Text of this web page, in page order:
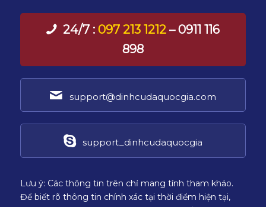
24/7 : 097 213 1212– 0911 116
898
support@dinhcudaquocgia.com
support_dinhcudaquocgia
Lưu ý: Các thông tin trên chỉ mang tính tham khảo.
Để biết rõ thông tin chính xác tại thời điểm hiện tại,